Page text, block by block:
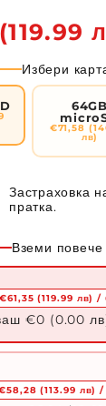
Избери
64GB
€71,58
лв)
Застраховка
пратка.
Вземи повече
€61,35 (119.99 лв) /
€0 (0.00
(113.99 лв) /